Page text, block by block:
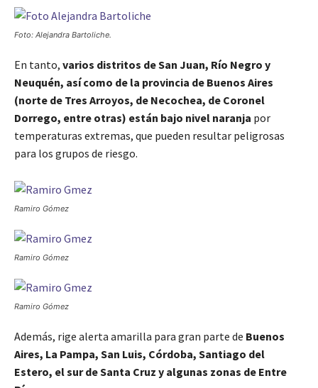
Foto: Alejandra Bartoliche.
En tanto, varios distritos de San Juan, Río Negro y
Neuquén, así como de la provincia de Buenos Aires
(norte de Tres Arroyos, de Necochea, de Coronel
Dorrego, entre otras) están bajo nivel naranja por
temperaturas extremas, que pueden resultar peligrosas
para los grupos de riesgo.
Ramiro Gómez
Ramiro Gómez
Ramiro Gómez
Además, rige alerta amarilla para gran parte de Buenos
Aires, La Pampa, San Luis, Córdoba, Santiago del
Estero, el sur de Santa Cruz y algunas zonas de Entre